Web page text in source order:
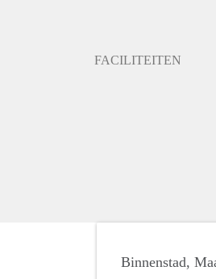
FACILITEITEN
Binnenstad,